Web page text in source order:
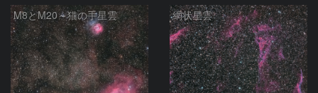
M8とM20～猫の手星雲 網状星雲